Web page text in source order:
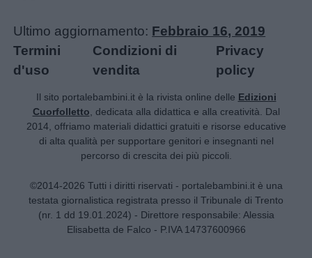
Ultimo aggiornamento: Febbraio 16, 2019
Termini
d'uso
Condizioni di
vendita
Privacy
policy
Il sito portalebambini.it è la rivista online delle Edizioni
Cuorfolletto, dedicata alla didattica e alla creatività. Dal
2014, offriamo materiali didattici gratuiti e risorse educative
di alta qualità per supportare genitori e insegnanti nel
percorso di crescita dei più piccoli.
©2014-2026 Tutti i diritti riservati - portalebambini.it è una
testata giornalistica registrata presso il Tribunale di Trento
(nr. 1 dd 19.01.2024) - Direttore responsabile: Alessia
Elisabetta de Falco - P.IVA 14737600966